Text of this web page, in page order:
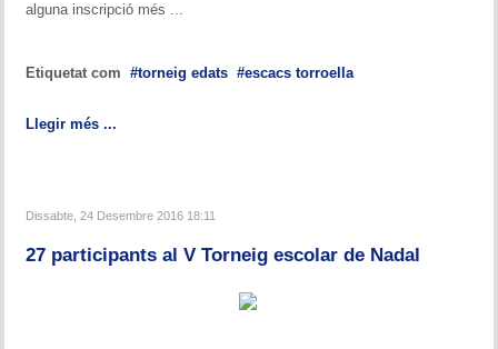
alguna inscripció més ...
Etiquetat com torneig edats escacs torroella
Llegir més ...
Dissabte, 24 Desembre 2016 18:11
27 participants al V Torneig escolar de Nadal